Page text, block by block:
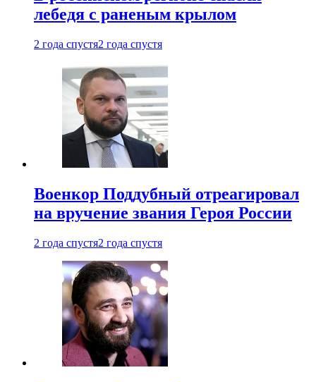
лебедя с раненым крылом
2 года спустя2 года спустя
Военкор Поддубный отреагировал
на вручение звания Героя России
2 года спустя2 года спустя